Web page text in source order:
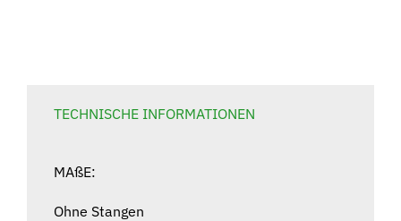
TECHNISCHE INFORMATIONEN
MAßE:
Ohne Stangen